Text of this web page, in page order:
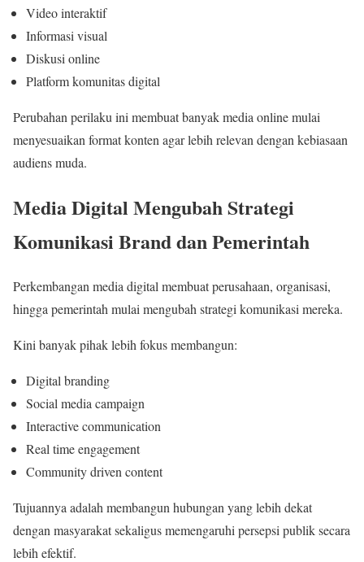
Video interaktif
Informasi visual
Diskusi online
Platform komunitas digital
Perubahan perilaku ini membuat banyak media online mulai
menyesuaikan format konten agar lebih relevan dengan kebiasaan
audiens muda.
Media Digital Mengubah Strategi
Komunikasi Brand dan Pemerintah
Perkembangan media digital membuat perusahaan, organisasi,
hingga pemerintah mulai mengubah strategi komunikasi mereka.
Kini banyak pihak lebih fokus membangun:
Digital branding
Social media campaign
Interactive communication
Real time engagement
Community driven content
Tujuannya adalah membangun hubungan yang lebih dekat
dengan masyarakat sekaligus memengaruhi persepsi publik secara
lebih efektif.